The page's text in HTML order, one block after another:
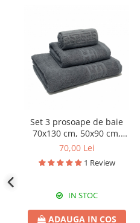
Set 3 prosoape de baie
70x130 cm, 50x90 cm,
30x50 cm, bumbac, gri
70,00 Lei
1 Review
IN STOC
ADAUGA IN COS